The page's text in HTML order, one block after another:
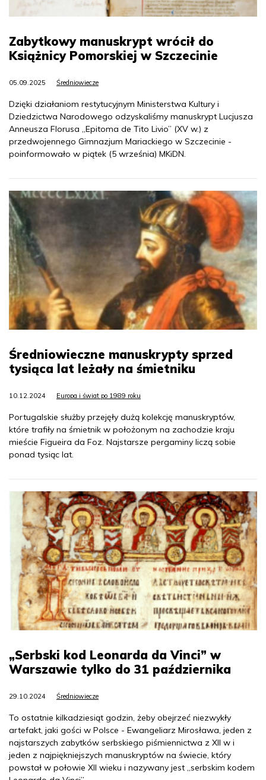
Zabytkowy manuskrypt wrócił do
Książnicy Pomorskiej w Szczecinie
05.09.2025 Średniowiecze
Dzięki działaniom restytucyjnym Ministerstwa Kultury i
Dziedzictwa Narodowego odzyskaliśmy manuskrypt Lucjusza
Anneusza Florusa „Epitoma de Tito Livio” (XV w.) z
przedwojennego Gimnazjum Mariackiego w Szczecinie -
poinformowało w piątek (5 września) MKiDN.
Średniowieczne manuskrypty sprzed
tysiąca lat leżały na śmietniku
10.12.2024 Europa i świat po 1989 roku
Portugalskie służby przejęły dużą kolekcję manuskryptów,
które trafiły na śmietnik w położonym na zachodzie kraju
mieście Figueira da Foz. Najstarsze pergaminy liczą sobie
ponad tysiąc lat.
„Serbski kod Leonarda da Vinci” w
Warszawie tylko do 31 października
29.10.2024 Średniowiecze
To ostatnie kilkadziesiąt godzin, żeby obejrzeć niezwykły
artefakt, jaki gości w Polsce - Ewangeliarz Mirosława, jeden z
najstarszych zabytków serbskiego piśmiennictwa z XII w i
jeden z najpiękniejszych manuskryptów na świecie, który
powstał w połowie XII wieku i nazywany jest „serbskim kodem